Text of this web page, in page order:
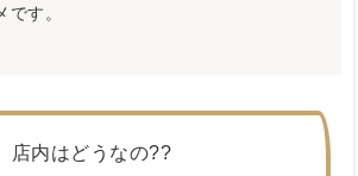
す。
店内はどうなの??